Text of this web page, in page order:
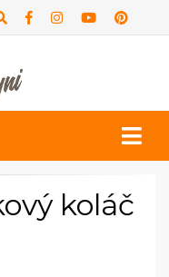
koláč